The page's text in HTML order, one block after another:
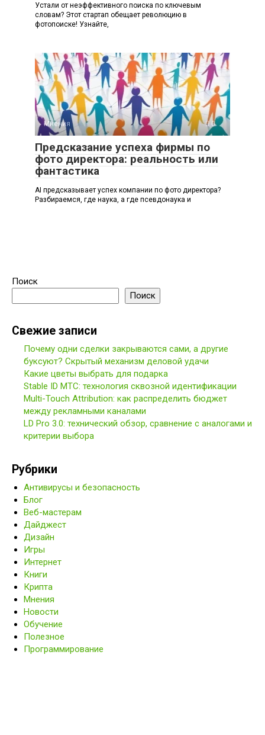
Устали от неэффективного поиска по ключевым
словам? Этот стартап обещает революцию в
фотопоиске! Узнайте,
Мнения 0
Предсказание успеха фирмы по
фото директора: реальность или
фантастика
AI предсказывает успех компании по фото директора?
Разбираемся, где наука, а где псевдонаука и
Поиск
Поиск
Свежие записи
Почему одни сделки закрываются сами, а другие
буксуют? Скрытый механизм деловой удачи
Какие цветы выбрать для подарка
Stable ID МТС: технология сквозной идентификации
Multi-Touch Attribution: как распределить бюджет
между рекламными каналами
LD Pro 3.0: технический обзор, сравнение с аналогами и
критерии выбора
Рубрики
Антивирусы и безопасность
Блог
Веб-мастерам
Дайджест
Дизайн
Игры
Интернет
Книги
Крипта
Мнения
Новости
Обучение
Полезное
Программирование